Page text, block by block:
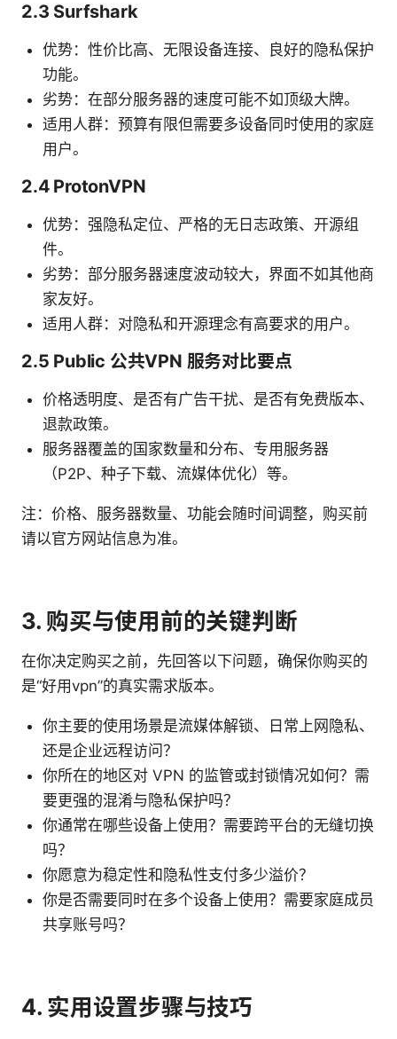
2.3 Surfshark
优势：性价比高、无限设备连接、良好的隐私保护
功能。
劣势：在部分服务器的速度可能不如顶级大牌。
适用人群：预算有限但需要多设备同时使用的家庭
用户。
2.4 ProtonVPN
优势：强隐私定位、严格的无日志政策、开源组
件。
劣势：部分服务器速度波动较大，界面不如其他商
家友好。
适用人群：对隐私和开源理念有高要求的用户。
2.5 Public 公共VPN 服务对比要点
价格透明度、是否有广告干扰、是否有免费版本、
退款政策。
服务器覆盖的国家数量和分布、专用服务器
（P2P、种子下载、流媒体优化）等。
注：价格、服务器数量、功能会随时间调整，购买前
请以官方网站信息为准。
3. 购买与使用前的关键判断
在你决定购买之前，先回答以下问题，确保你购买的
是“好用vpn”的真实需求版本。
你主要的使用场景是流媒体解锁、日常上网隐私、
还是企业远程访问？
你所在的地区对 VPN 的监管或封锁情况如何？需
要更强的混淆与隐私保护吗？
你通常在哪些设备上使用？需要跨平台的无缝切换
吗？
你愿意为稳定性和隐私性支付多少溢价？
你是否需要同时在多个设备上使用？需要家庭成员
共享账号吗？
4. 实用设置步骤与技巧